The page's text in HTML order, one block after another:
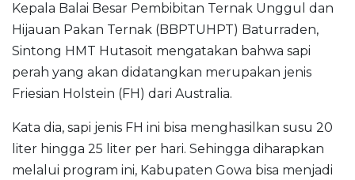
Kepala Balai Besar Pembibitan Ternak Unggul dan
Hijauan Pakan Ternak (BBPTUHPT) Baturraden,
Sintong HMT Hutasoit mengatakan bahwa sapi
perah yang akan didatangkan merupakan jenis
Friesian Holstein (FH) dari Australia.
Kata dia, sapi jenis FH ini bisa menghasilkan susu 20
liter hingga 25 liter per hari. Sehingga diharapkan
melalui program ini, Kabupaten Gowa bisa menjadi